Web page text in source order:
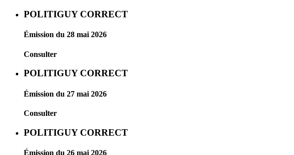
POLITIGUY CORRECT
Émission du 28 mai 2026
Consulter
POLITIGUY CORRECT
Émission du 27 mai 2026
Consulter
POLITIGUY CORRECT
Émission du 26 mai 2026